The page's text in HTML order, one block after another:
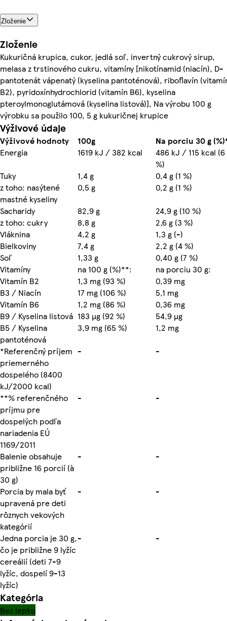
Zloženie
Zloženie
Kukuričná krupica, cukor, jedlá soľ, invertný cukrový sirup,
melasa z trstinového cukru, vitamíny [nikotínamid (niacín), D-
pantotenát vápenatý (kyselina pantoténová), riboflavín
B2), pyridoxínhydrochlorid (vitamín B6), kyselina
pteroylmonoglutámová (kyselina listová)], Na výrobu 100 g
výrobku sa použilo 100, 5 g kukuričnej krupice
Výživové údaje
Výživové hodnoty 100g
Na porciu 30 g
Energia
1619 kJ / 382 kcal
486 kJ / 115 kcal (6
%)
Tuky
1,4 g
0,4 g (1 %)
z toho: nasýtené
mastné kyseliny
0,5 g
0,2 g (1 %)
Sacharidy
82,9 g
24,9 g (10 %)
z toho: cukry
8,8 g
2,6 g (3 %)
Vláknina
4,2 g
1,3 g (-)
Bielkoviny
7,4 g
2,2 g (4 %)
Soľ
1,33 g
0,40 g (7 %)
Vitamíny
na 100 g (%)**:
na porciu 30 g:
Vitamín B2
1,3 mg (93 %)
0,39 mg
B3 / Niacín
17 mg (106 %)
5,1 mg
Vitamín B6
1,2 mg (86 %)
0,36 mg
B9 / Kyselina listová 183 µg (92 %)
54,9 µg
B5 / Kyselina
pantoténová
3,9 mg (65 %)
1,2 mg
*Referenčný príjem
priemerného
dospelého (8400
kJ/2000 kcal)
- -
**% referenčného
príjmu pre
dospelých podľa
nariadenia EÚ
1169/2011
- -
Balenie obsahuje
približne 16 porcií (à
30 g)
- -
Porcia by mala byť
upravená pre deti
rôznych vekových
kategórií
- -
Jedna porcia je 30 g,
čo je približne 9 lyžíc
cereálií (deti 7-9
lyžíc, dospelí 9-13
lyžíc)
- -
Kategória
Bez lepku